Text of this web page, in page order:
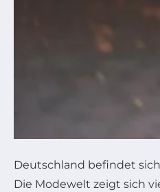
Deutschland befindet
Die Modewelt zeigt sich